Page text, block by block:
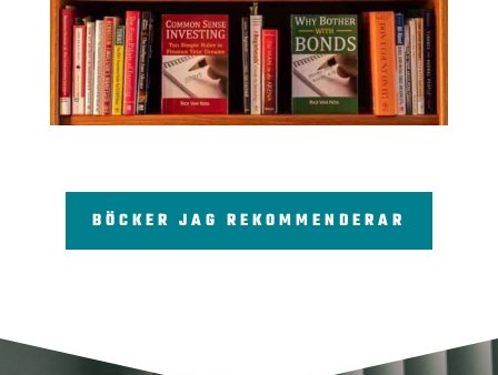
BÖCKER JAG REKOMMENDERAR